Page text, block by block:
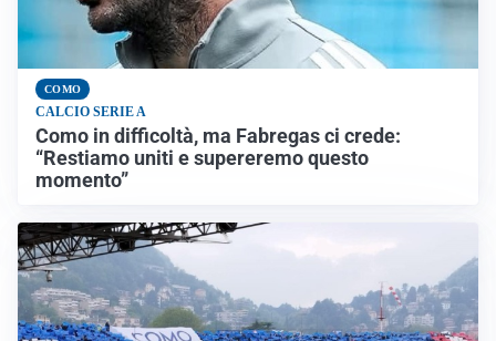
COMO
CALCIO SERIE A
Como in difficoltà, ma Fabregas ci crede:
“Restiamo uniti e supereremo questo
momento”